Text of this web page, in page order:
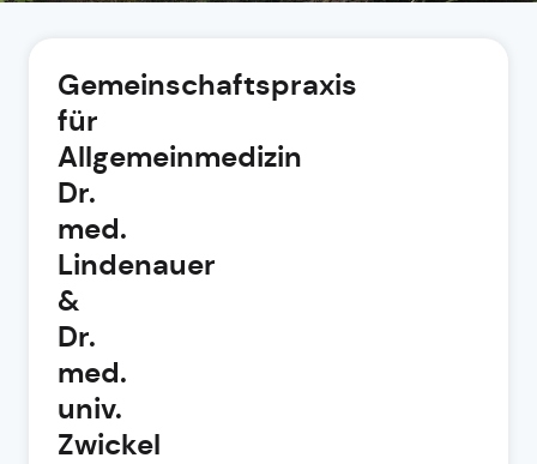
Gemeinschaftspraxis
für
Allgemeinmedizin
Dr.
med.
Lindenauer
&
Dr.
med.
univ.
Zwickel